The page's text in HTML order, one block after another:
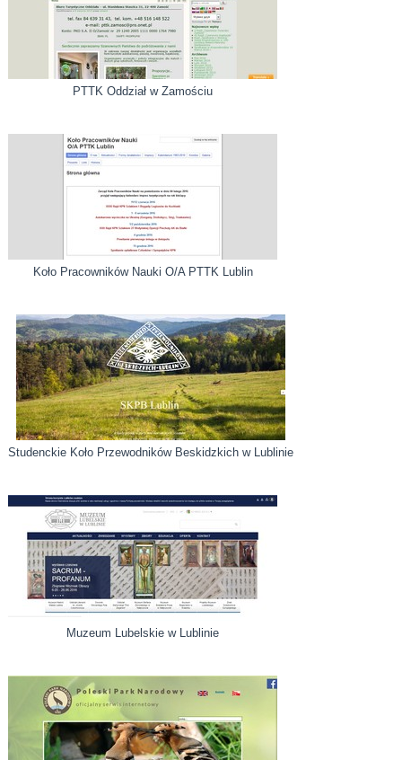
PTTK Oddział w Zamościu
Koło Pracowników Nauki O/A PTTK Lublin
Studenckie Koło Przewodników Beskidzkich w Lublinie
Muzeum Lubelskie w Lublinie